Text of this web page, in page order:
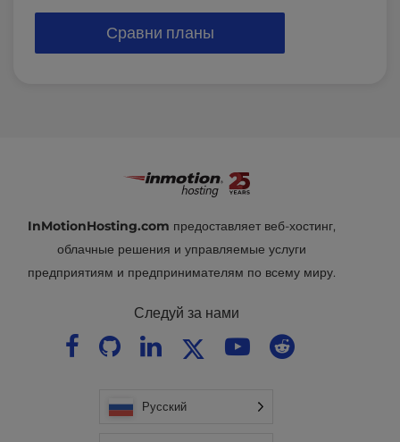
Сравни планы
InMotionHosting.com предоставляет веб-хостинг,
облачные решения и управляемые услуги
предприятиям и предпринимателям по всему миру.
Следуй за нами
Русский